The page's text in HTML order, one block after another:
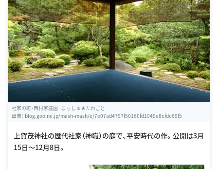
社家の町・西村家庭園 - まっしゅ★たわごと
出典： blog.goo.ne.jp/mash-mash/e/7e07ad4797f50160fd1949e8efde69f5
上賀茂神社の歴代社家（神職）の庭で、平安時代の作。公開は3月
15日〜12月8日。